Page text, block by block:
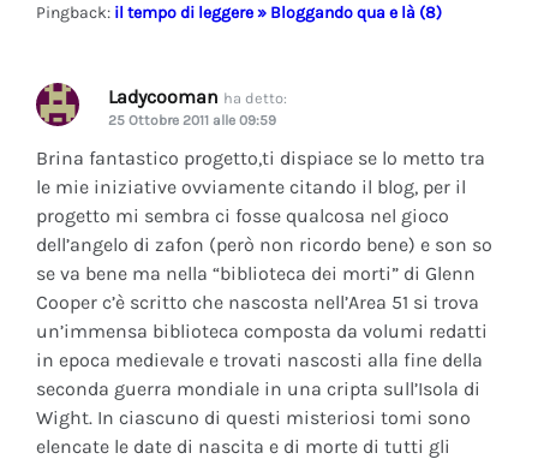
Pingback: il tempo di leggere » Bloggando qua e là (8)
Ladycooman ha detto:
25 Ottobre 2011 alle 09:59
Brina fantastico progetto,ti dispiace se lo metto tra
le mie iniziative ovviamente citando il blog, per il
progetto mi sembra ci fosse qualcosa nel gioco
dell’angelo di zafon (però non ricordo bene) e son so
se va bene ma nella “biblioteca dei morti” di Glenn
Cooper c’è scritto che nascosta nell’Area 51 si trova
un’immensa biblioteca composta da volumi redatti
in epoca medievale e trovati nascosti alla fine della
seconda guerra mondiale in una cripta sull’Isola di
Wight. In ciascuno di questi misteriosi tomi sono
elencate le date di nascita e di morte di tutti gli